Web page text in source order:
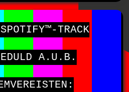
TRACK
A.U.B.